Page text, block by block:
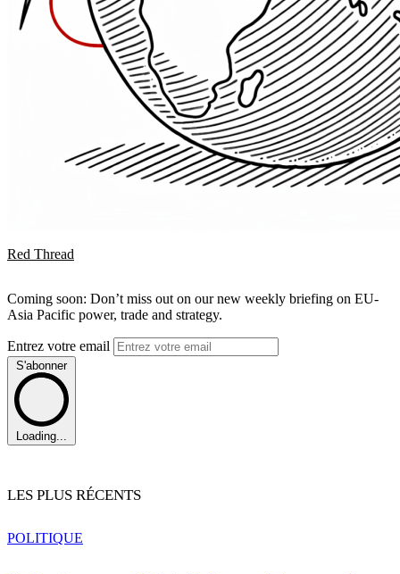
Red Thread
Coming soon: Don’t miss out on our new weekly briefing on EU-
Asia Pacific power, trade and strategy.
Entrez votre email
S'abonner
Loading...
LES PLUS RÉCENTS
POLITIQUE